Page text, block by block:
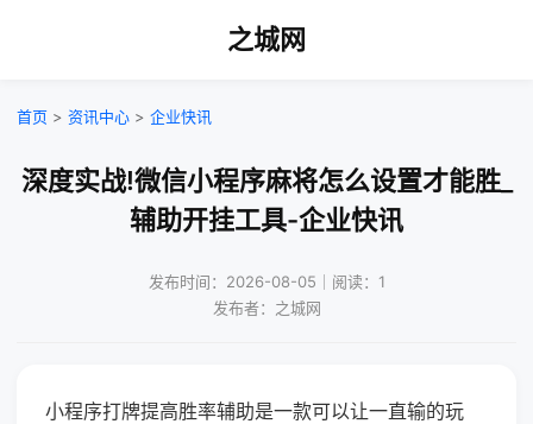
之城网
首页 > 资讯中心 > 企业快讯
深度实战!微信小程序麻将怎么设置才能胜_
辅助开挂工具-企业快讯
发布时间：2026-08-05｜阅读：1
发布者：之城网
小程序打牌提高胜率辅助是一款可以让一直输的玩